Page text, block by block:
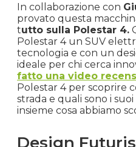
In collaborazione con
provato questa
tutto sulla Polestar 4.
Polestar 4 un SUV
tecnologia e con un
ideale per chi cerca
fatto una video
Polestar 4 per scoprire
strada e quali sono i
insieme cosa abbiamo
Design